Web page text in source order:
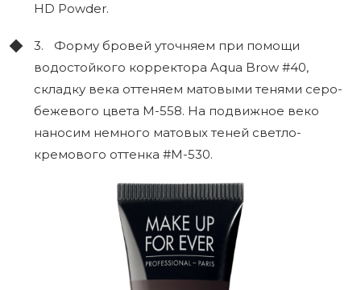
HD Powder.
3. Форму бровей уточняем при помощи
водостойкого корректора Aqua Brow #40,
складку века оттеняем матовыми тенями серо-
бежевого цвета М-558. На подвижное веко
наносим немного матовых теней светло-
кремового оттенка #М-530.